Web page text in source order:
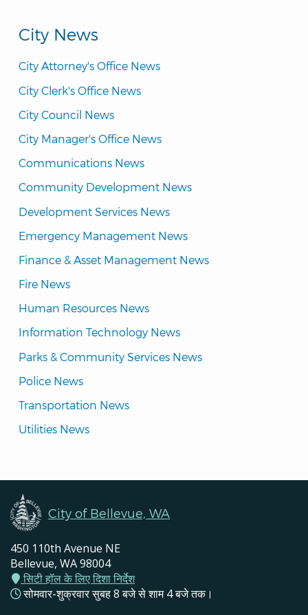
City News
City Attorney's Office News
City Clerk's Office News
City Council News
City Manager's Office News
Communications News
Community Development News
Development Services News
Emergency Management News
Finance & Asset Management News
Fire News
Human Resources News
Information Technology News
Parks & Community Services News
Police News
Transportation News
Utilities News
City of Bellevue, WA
450 110th Avenue NE
Bellevue, WA 98004
सिटी हॉल के लिए दिशा निर्देश
सोमवार-शुक्रवार सुबह 8 बजे से शाम 4 बजे तक।